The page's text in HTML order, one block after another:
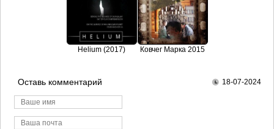
Helium (2017) Ковчег Марка 2015
Оставь комментарий 18-07-2024